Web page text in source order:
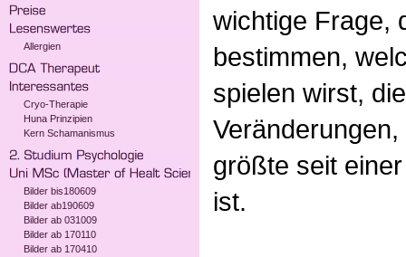
Allergien
Cryo-Therapie
Huna Prinzipien
Kern Schamanismus
Bilder bis180609
Bilder ab190609
Bilder ab 031009
Bilder ab 170110
Bilder ab 170410
wichtige Frage,
bestimmen,
spielen wirst,
größte seit
ist.